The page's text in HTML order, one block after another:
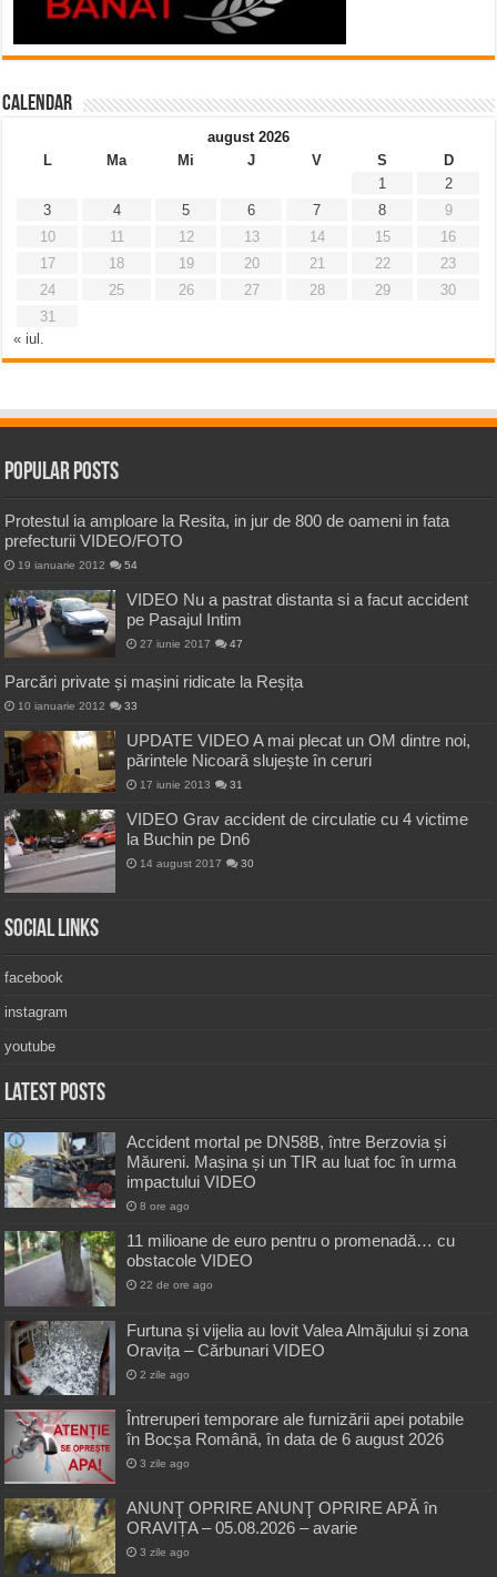
Calendar
august 2026
L
Ma Mi J V S
D
1
2
3
4 5 6 7 8
9
10
11 12 13 14 15
16
17
18 19 20 21 22
23
24
25 26 27 28 29
30
31
« iul.
Popular Posts
Protestul ia amploare la Resita, in jur de 800 de oameni in fata
prefecturii VIDEO/FOTO
19 ianuarie 2012 54
VIDEO Nu a pastrat distanta si a facut accident
pe Pasajul Intim
27 iunie 2017 47
Parcări private și mașini ridicate la Reșița
10 ianuarie 2012 33
UPDATE VIDEO A mai plecat un OM dintre noi,
părintele Nicoară slujește în ceruri
17 iunie 2013 31
VIDEO Grav accident de circulatie cu 4 victime
la Buchin pe Dn6
14 august 2017 30
Social Links
facebook
instagram
youtube
Latest Posts
Accident mortal pe DN58B, între Berzovia și
Măureni. Mașina și un TIR au luat foc în urma
impactului VIDEO
8 ore ago
11 milioane de euro pentru o promenadă… cu
obstacole VIDEO
22 de ore ago
Furtuna și vijelia au lovit Valea Almăjului și zona
Oravița – Cărbunari VIDEO
2 zile ago
Întreruperi temporare ale furnizării apei potabile
în Bocșa Română, în data de 6 august 2026
3 zile ago
ANUNŢ OPRIRE ANUNŢ OPRIRE APĂ în
ORAVIȚA – 05.08.2026 – avarie
3 zile ago